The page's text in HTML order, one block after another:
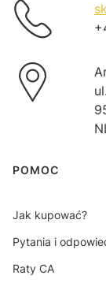
Linki w
POMOC
Jak kupować?
Pytania i
Raty CA